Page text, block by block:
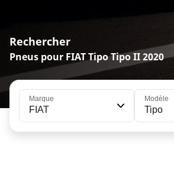
Rechercher
Pneus pour FIAT Tipo Tipo II 2020
Marque
FIAT
Modèle
Tipo